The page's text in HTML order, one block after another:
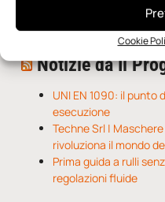
Cookie
O-Ring, tecnica e
Notizie da Il
UNI EN 1090: il
esecuzione
Techne Srl |
rivoluziona il mondo
Prima guida a rulli
regolazioni fluide